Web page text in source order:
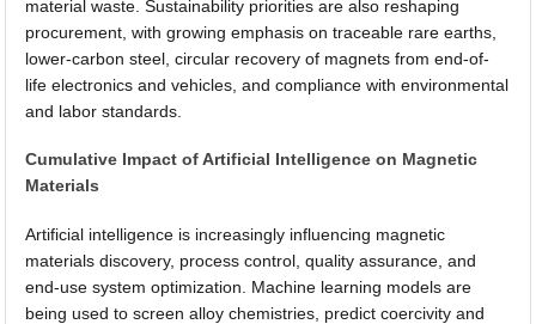
material waste. Sustainability priorities are also reshaping
procurement, with growing emphasis on traceable rare earths,
lower-carbon steel, circular recovery of magnets from end-of-
life electronics and vehicles, and compliance with environmental
and labor standards.
Cumulative Impact of Artificial Intelligence on Magnetic
Materials
Artificial intelligence is increasingly influencing magnetic
materials discovery, process control, quality assurance, and
end-use system optimization. Machine learning models are
being used to screen alloy chemistries, predict coercivity and